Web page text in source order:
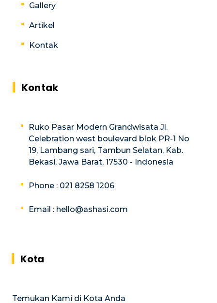
Gallery
Artikel
Kontak
Kontak
Ruko Pasar Modern Grandwisata Jl.
Celebration west boulevard blok PR-1 No
19, Lambang sari, Tambun Selatan, Kab.
Bekasi, Jawa Barat, 17530 - Indonesia
Phone : 021 8258 1206
Email : hello@ashasi.com
Kota
Temukan Kami di Kota Anda